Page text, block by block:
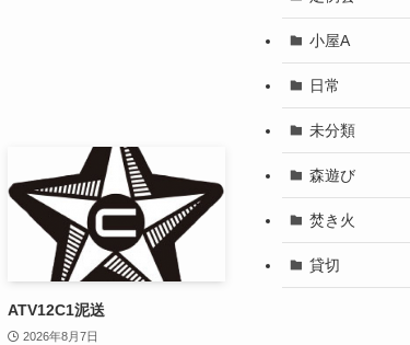
ATV12C1泥送
2026年8月7日
小屋A
日常
未分類
森遊び
焚き火
貸切